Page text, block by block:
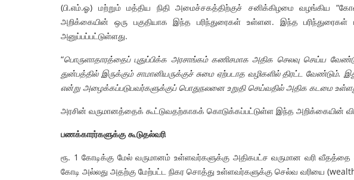
(பி.எம்.ஓ) மற்றும் மத்திய நிதி அமைச்சகத்திற்குச் சனிக்கிழமை வழங்கிய
அறிக்கையின் ஒரு பகுதியாக இந்த பரிந்துரைகள் உள்ளன. இந்த பரிந்துரைகள்
அனுப்பப்பட்டுள்ளது.
“பொருளாதாரத்தைப் புதுப்பிக்க அரசாங்கம் கணிசமாக அதிக செலவு செய்ய
துன்பத்தில் இருக்கும் சாமானியருக்குச் சுமை ஏற்படாத வழிகளில் திரட்ட வேண்டும்.
என்று அழைக்கப்படுபவர்களுக்குப் பொதுநலனை உறுதி செய்வதில் அதிக கடமை
அரசின் வருமானத்தைக் கூட்டுவதற்காகக் கொடுக்கப்பட்டுள்ள இந்த அறிக்கையின்
பணக்காரர்களுக்கு கூடுதல்வரி
ரூ. 1 கோடிக்கு மேல் வருமானம் உள்ளவர்களுக்கு அதிகபட்ச வருமான வரி
கோடி அல்லது அதற்கு மேற்பட்ட நிகர சொத்து உள்ளவர்களுக்கு செல்வ வரியை